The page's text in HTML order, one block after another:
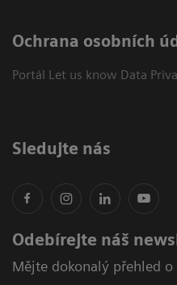
Ochrana osobních
Portál Let us know Data
Sledujte nás
Odebírejte náš
Mějte dokonalý přehled